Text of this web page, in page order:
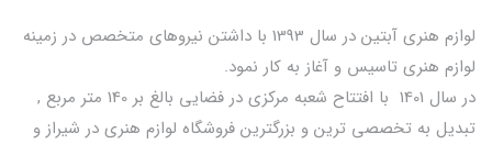
لوازم هنری آبتین در سال 1393 با داشتن نیروهای متخصص در زمینه
لوازم هنری تاسیس و آغاز به کار نمود.
در سال 1401 با افتتاح شعبه مرکزی در فضایی بالغ بر 140 متر مربع ,
تبدیل به تخصصی ترین و بزرگترین فروشگاه لوازم هنری در شیراز و